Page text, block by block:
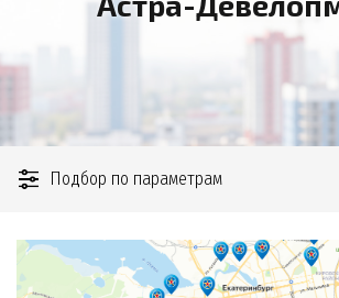
Подбор по параметрам